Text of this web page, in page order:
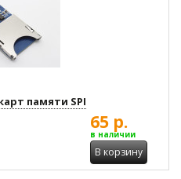
памяти SPI
65 р.
в наличии
В корзину